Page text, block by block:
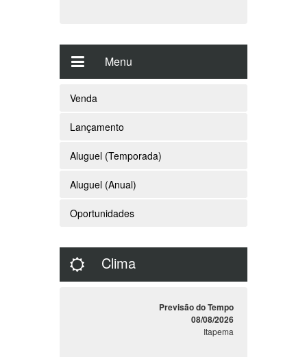
Menu
Venda
Lançamento
Aluguel (Temporada)
Aluguel (Anual)
Oportunidades
Clima
Previsão do Tempo
08/08/2026
Itapema